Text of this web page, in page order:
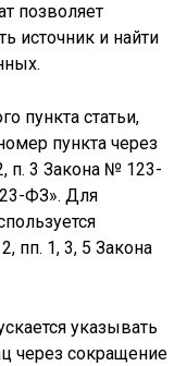
позволяет
источник и найти
пункта статьи,
пункта через
п. 3 Закона № 123-
ФЗ». Для
пп. 1, 3, 5 Закона
указывать
через сокращение